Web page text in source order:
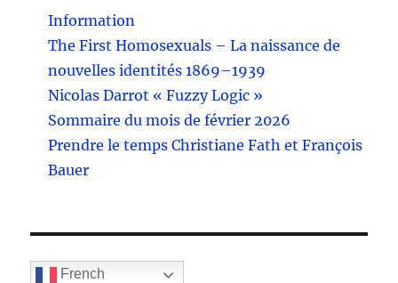
Information
The First Homosexuals – La naissance de
nouvelles identités 1869–1939
Nicolas Darrot « Fuzzy Logic »
Sommaire du mois de février 2026
Prendre le temps Christiane Fath et François
Bauer
French